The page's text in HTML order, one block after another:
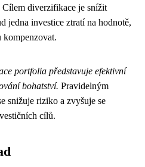
Cílem diverzifikace je snížit
jedna investice ztratí na hodnotě,
kompenzovat.
portfolia představuje efektivní
bohatství. Pravidelným
snižuje riziko a zvyšuje se
cílů.